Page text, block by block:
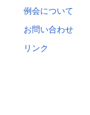
例会について
お問い合わせ
リンク